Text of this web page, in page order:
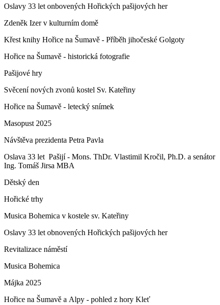
Oslavy 33 let onbovených Hořických pašijových her
Zdeněk Izer v kulturním domě
Křest knihy Hořice na Šumavě - Příběh jihočeské Golgoty
Hořice na Šumavě - historická fotografie
Pašijové hry
Svěcení nových zvonů kostel Sv. Kateřiny
Hořice na Šumavě - letecký snímek
Masopust 2025
Návštěva prezidenta Petra Pavla
Oslava 33 let Pašijí - Mons. ThDr. Vlastimil Kročil, Ph.D. a senátor
Ing. Tomáš Jirsa MBA
Dětský den
Hořické trhy
Musica Bohemica v kostele sv. Kateřiny
Oslavy 33 let obnovených Hořických pašijových her
Revitalizace náměstí
Musica Bohemica
Májka 2025
Hořice na Šumavě a Alpy - pohled z hory Kleť